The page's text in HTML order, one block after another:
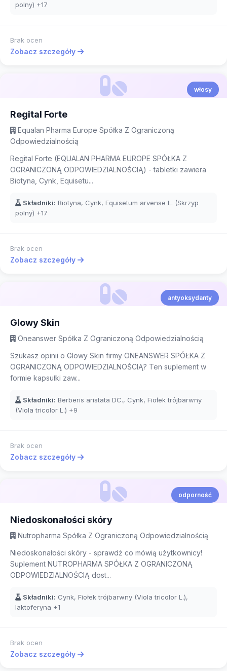
polny) +17
Brak ocen
Zobacz szczegóły
włosy
Regital Forte
Equalan Pharma Europe Spółka Z Ograniczoną
Odpowiedzialnością
Regital Forte (EQUALAN PHARMA EUROPE SPÓŁKA Z
OGRANICZONĄ ODPOWIEDZIALNOŚCIĄ) - tabletki zawiera
Biotyna, Cynk, Equisetu...
Składniki: Biotyna, Cynk, Equisetum arvense L. (Skrzyp
polny) +17
Brak ocen
Zobacz szczegóły
antyoksydanty
Glowy Skin
Oneanswer Spółka Z Ograniczoną Odpowiedzialnością
Szukasz opinii o Glowy Skin firmy ONEANSWER SPÓŁKA Z
OGRANICZONĄ ODPOWIEDZIALNOŚCIĄ? Ten suplement w
formie kapsułki zaw...
Składniki: Berberis aristata DC., Cynk, Fiołek trójbarwny
(Viola tricolor L.) +9
Brak ocen
Zobacz szczegóły
odporność
Niedoskonałości skóry
Nutropharma Spółka Z Ograniczoną Odpowiedzialnością
Niedoskonałości skóry - sprawdź co mówią użytkownicy!
Suplement NUTROPHARMA SPÓŁKA Z OGRANICZONĄ
ODPOWIEDZIALNOŚCIĄ dost...
Składniki: Cynk, Fiołek trójbarwny (Viola tricolor L.),
laktoferyna +1
Brak ocen
Zobacz szczegóły